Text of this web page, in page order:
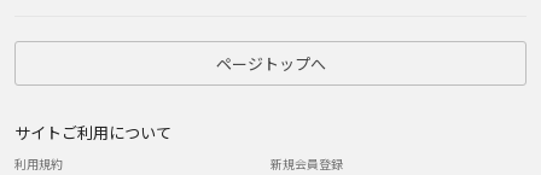
ページトップへ
サイトご利用について
利用規約
新規会員登録